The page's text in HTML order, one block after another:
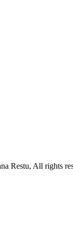
Restu, All rights